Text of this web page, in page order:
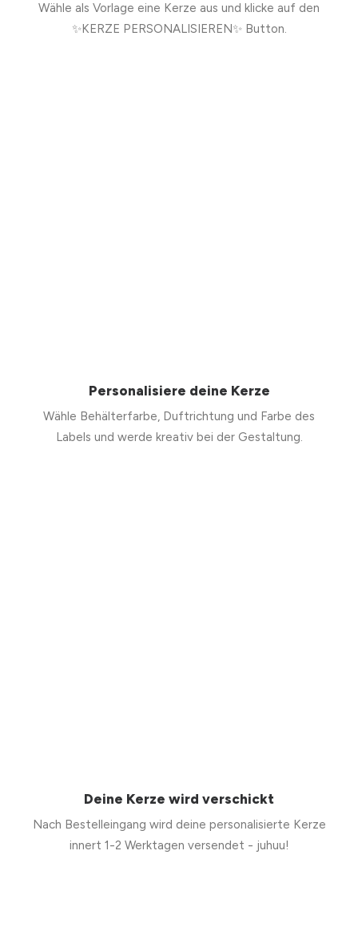
Wähle als Vorlage eine Kerze aus und klicke auf den
✨KERZE PERSONALISIEREN✨ Button.
Personalisiere deine Kerze
Wähle Behälterfarbe, Duftrichtung und Farbe des
Labels und werde kreativ bei der Gestaltung.
Deine Kerze wird verschickt
Nach Bestelleingang wird deine personalisierte Kerze
innert 1-2 Werktagen versendet - juhuu!